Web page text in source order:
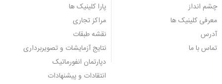
چشم انداز
معرفی کلینیک ها
آدرس
تماس با ما
پارا کلینیک ها
مراکز تجاری
نقشه طبقات
نتایج آزمایشات و تصویربرداری
دپارتمان انفورماتیک
انتقادات و پیشنهادات